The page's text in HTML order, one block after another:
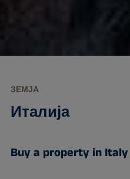
ЗЕМЈА
Италија
Buy a property in Italy